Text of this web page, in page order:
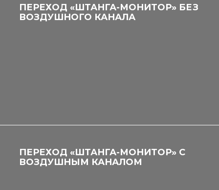
ПЕРЕХОД «ШТАНГА-МОНИТОР» БЕЗ
ВОЗДУШНОГО КАНАЛА
ПЕРЕХОД «ШТАНГА-МОНИТОР» С
ВОЗДУШНЫМ КАНАЛОМ